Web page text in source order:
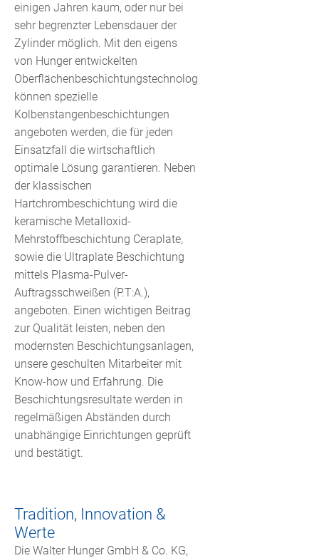
einigen Jahren kaum, oder nur bei
sehr begrenzter Lebensdauer der
Zylinder möglich. Mit den eigens
von Hunger entwickelten
Oberflächenbeschichtungstechnologien
können spezielle
Kolbenstangenbeschichtungen
angeboten werden, die für jeden
Einsatzfall die wirtschaftlich
optimale Lösung garantieren. Neben
der klassischen
Hartchrombeschichtung wird die
keramische Metalloxid-
Mehrstoffbeschichtung Ceraplate,
sowie die Ultraplate Beschichtung
mittels Plasma-Pulver-
Auftragsschweißen (P.T:A.),
angeboten. Einen wichtigen Beitrag
zur Qualität leisten, neben den
modernsten Beschichtungsanlagen,
unsere geschulten Mitarbeiter mit
Know-how und Erfahrung. Die
Beschichtungsresultate werden in
regelmäßigen Abständen durch
unabhängige Einrichtungen geprüft
und bestätigt.
Tradition, Innovation &
Werte
Die Walter Hunger GmbH & Co. KG,